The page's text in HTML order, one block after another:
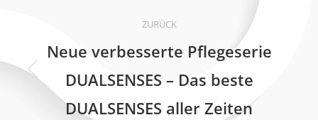
Kommentarnavigation
ZURÜCK
Vorheriger
Neue verbesserte Pflegeserie
DUALSENSES – Das beste
DUALSENSES aller Zeiten